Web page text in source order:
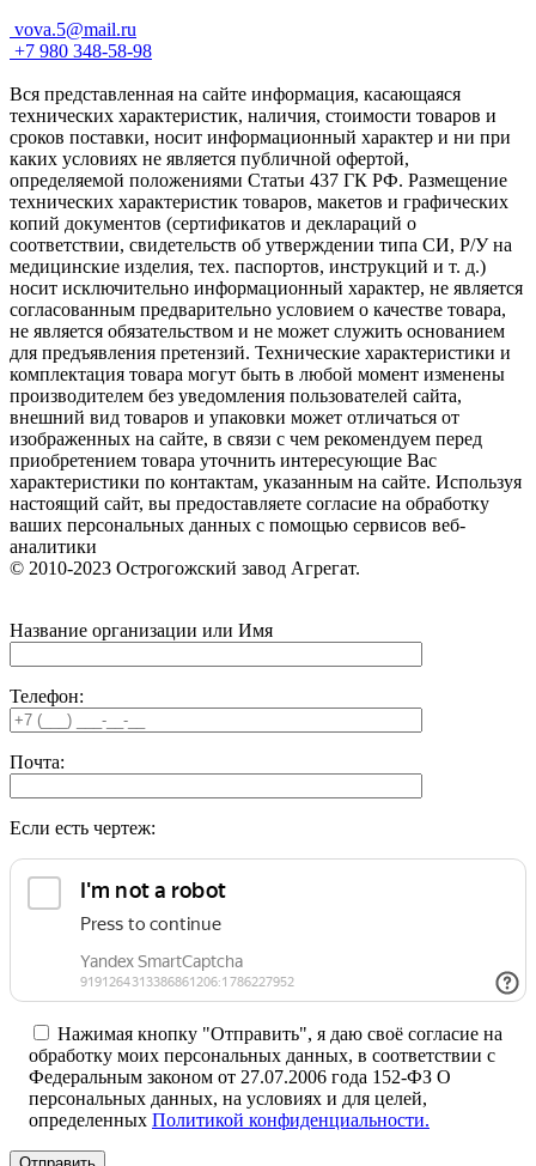
vova.5@mail.ru
+7 980 348-58-98
Вся представленная на сайте информация, касающаяся
технических характеристик, наличия, стоимости товаров и
сроков поставки, носит информационный характер и ни при
каких условиях не является публичной офертой,
определяемой положениями Статьи 437 ГК РФ. Размещение
технических характеристик товаров, макетов и графических
копий документов (сертификатов и деклараций о
соответствии, свидетельств об утверждении типа СИ, Р/У на
медицинские изделия, тех. паспортов, инструкций и т. д.)
носит исключительно информационный характер, не является
согласованным предварительно условием о качестве товара,
не является обязательством и не может служить основанием
для предъявления претензий. Технические характеристики и
комплектация товара могут быть в любой момент изменены
производителем без уведомления пользователей сайта,
внешний вид товаров и упаковки может отличаться от
изображенных на сайте, в связи с чем рекомендуем перед
приобретением товара уточнить интересующие Вас
характеристики по контактам, указанным на сайте. Используя
настоящий сайт, вы предоставляете согласие на обработку
ваших персональных данных с помощью сервисов веб-
аналитики
© 2010-2023 Острогожский завод Агрегат.
Название организации или Имя
Телефон:
Почта:
Если есть чертеж:
Нажимая кнопку "Отправить", я даю своё согласие на
обработку моих персональных данных, в соответствии с
Федеральным законом от 27.07.2006 года 152-ФЗ О
персональных данных, на условиях и для целей,
определенных Политикой конфиденциальности.